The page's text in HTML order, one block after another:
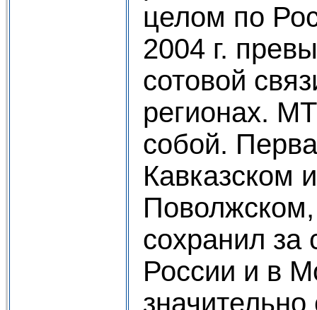
целом по
2004 г.
сотовой
регионах.
собой.
Кавказском
сохранил за
России и в